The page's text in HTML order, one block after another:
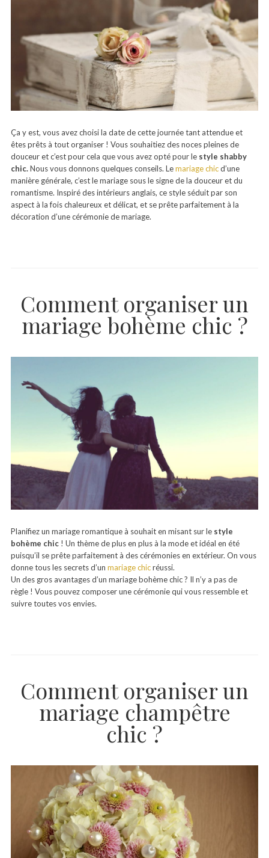
Ça y est, vous avez choisi la date de cette journée tant attendue et
êtes prêts à tout organiser ! Vous souhaitiez des noces pleines de
douceur et c’est pour cela que vous avez opté pour le style shabby
chic.Nous vous donnons quelques conseils. Lemariage chicd’une
manière générale, c’est le mariage sous le signe de la douceur et du
romantisme. Inspiré des intérieurs anglais, ce style séduit par son
aspect à la fois chaleureux et délicat, et se prête parfaitement à la
décoration d’une cérémonie de mariage.
Comment organiser un
mariage bohème chic ?
Planifiez un mariage romantique à souhait en misant sur le style
bohème chic! Un thème de plus en plus à la mode et idéal en été
puisqu’il se prête parfaitement à des cérémonies en extérieur. On vous
donne tous les secrets d’un mariage chicréussi.
Un des gros avantages d’un mariage bohème chic ? Il n’y a pas de
règle ! Vous pouvez composer une cérémonie qui vous ressemble et
suivre toutes vos envies.
Comment organiser un
mariage champêtre
chic ?